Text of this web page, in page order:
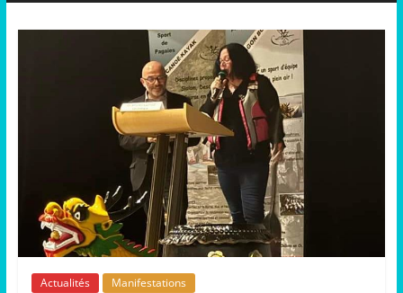
Actualités Manifestations